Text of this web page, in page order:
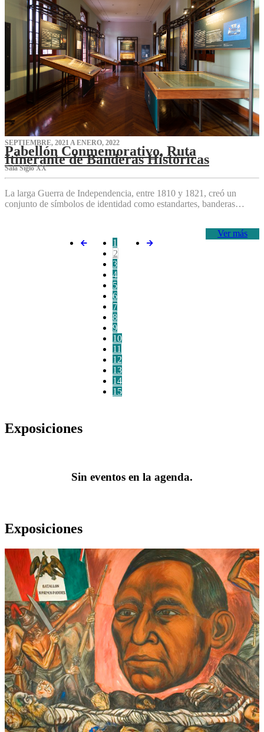
SEPTIEMBRE, 2021 A ENERO, 2022
Pabellón Conmemorativo, Ruta
Itinerante de Banderas Históricas
Sala Siglo XX
La larga Guerra de Independencia, entre 1810 y 1821, creó un
conjunto de símbolos de identidad como estandartes, banderas…
Ver más
1
2
3
4
5
6
7
8
9
10
11
12
13
14
15
Exposiciones
Sin eventos en la agenda.
Exposiciones